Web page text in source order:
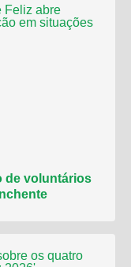
de voluntários